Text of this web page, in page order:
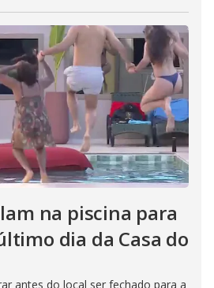
na piscina para
dia da Casa do
antes do local ser fechado para a